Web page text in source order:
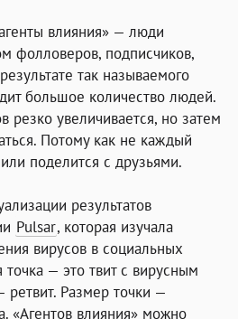
влияния» — люди
фолловеров, подписчиков,
так называемого
большое количество людей.
резко увеличивается, но затем
Потому как не каждый
поделится с друзьями.
результатов
Pulsar, которая изучала
вирусов в социальных
— это твит с вирусным
Размер точки —
«Агентов влияния» можно